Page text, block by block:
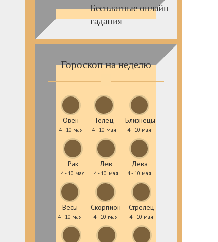
Бесплатные онлайн
гадания
Гороскоп на неделю
Овен
4 - 10 мая
Телец
4 - 10 мая
Близнецы
4 - 10 мая
Рак
4 - 10 мая
Лев
4 - 10 мая
Дева
4 - 10 мая
Весы
4 - 10 мая
Скорпион
4 - 10 мая
Стрелец
4 - 10 мая